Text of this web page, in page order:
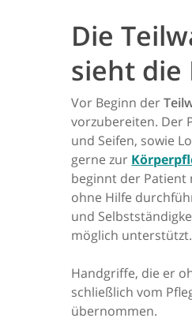
Die
sieht die
Vor Beginn der
vorzubereiten. Der
und Seifen, sowie
gerne zur
beginnt der
ohne Hilfe
und
möglich unterstützt.
Handgriffe, die er
schließlich vom
übernommen.